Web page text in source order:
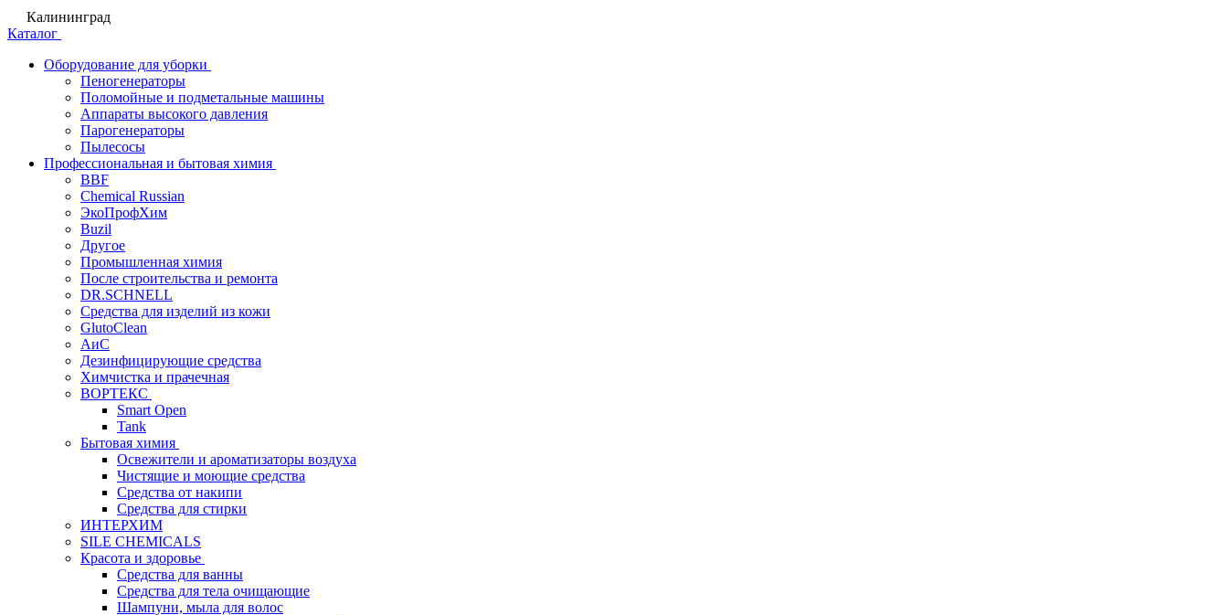
Калининград
Каталог
Оборудование для уборки
Пеногенераторы
Поломойные и подметальные машины
Аппараты высокого давления
Парогенераторы
Пылесосы
Профессиональная и бытовая химия
BBF
Chemical Russian
ЭкоПрофХим
Buzil
Другое
Промышленная химия
После строительства и ремонта
DR.SCHNELL
Средства для изделий из кожи
GlutoClean
АиС
Дезинфицирующие средства
Химчистка и прачечная
ВОРТЕКС
Smart Open
Tank
Бытовая химия
Освежители и ароматизаторы воздуха
Чистящие и моющие средства
Средства от накипи
Средства для стирки
ИНТЕРХИМ
SILE CHEMICALS
Красота и здоровье
Средства для ванны
Средства для тела очищающие
Шампуни, мыла для волос